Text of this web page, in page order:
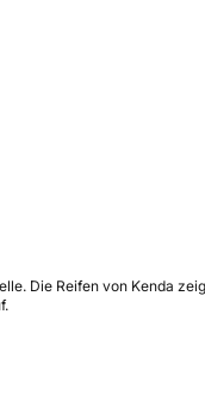
Die Reifen von Kenda